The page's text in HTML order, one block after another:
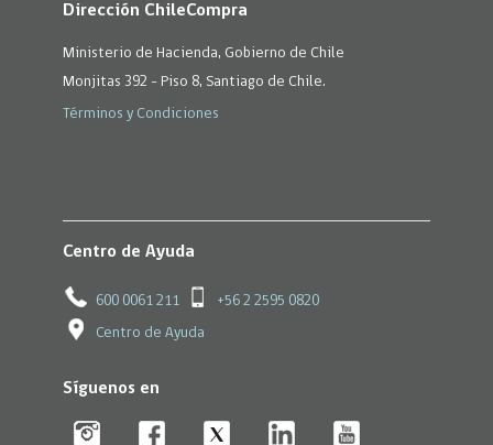
Dirección ChileCompra
Ministerio de Hacienda, Gobierno de Chile
Monjitas 392 - Piso 8, Santiago de Chile.
Términos y Condiciones
Centro de Ayuda
600 0061 211 +56 2 2595 0820
Centro de Ayuda
Síguenos en